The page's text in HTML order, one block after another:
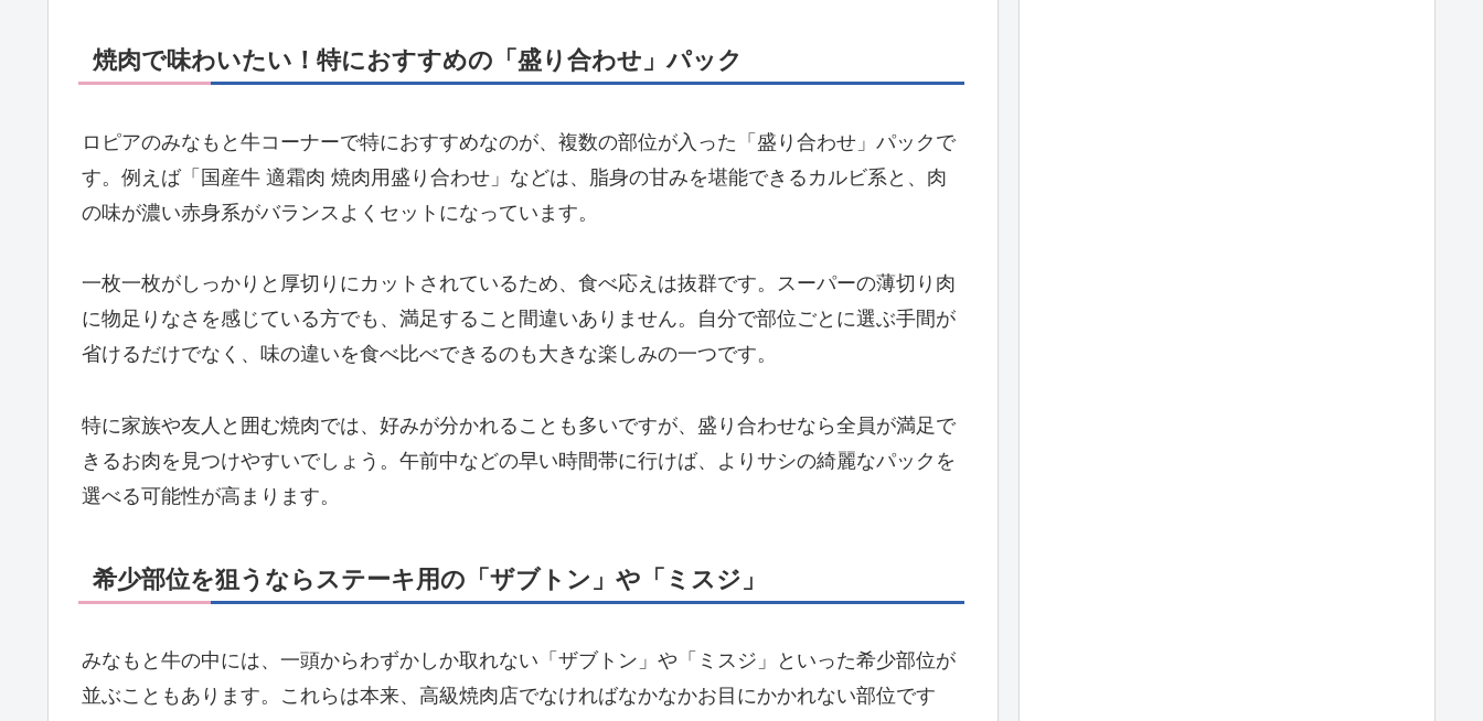
焼肉で味わいたい！特におすすめの「盛り合わせ」パック
ロピアのみなもと牛コーナーで特におすすめなのが、複数の部位が入った「盛り合わせ」パックで
す。例えば「国産牛 適霜肉 焼肉用盛り合わせ」などは、脂身の甘みを堪能できるカルビ系と、肉
の味が濃い赤身系がバランスよくセットになっています。
一枚一枚がしっかりと厚切りにカットされているため、食べ応えは抜群です。スーパーの薄切り肉
に物足りなさを感じている方でも、満足すること間違いありません。自分で部位ごとに選ぶ手間が
省けるだけでなく、味の違いを食べ比べできるのも大きな楽しみの一つです。
特に家族や友人と囲む焼肉では、好みが分かれることも多いですが、盛り合わせなら全員が満足で
きるお肉を見つけやすいでしょう。午前中などの早い時間帯に行けば、よりサシの綺麗なパックを
選べる可能性が高まります。
希少部位を狙うならステーキ用の「ザブトン」や「ミスジ」
みなもと牛の中には、一頭からわずかしか取れない「ザブトン」や「ミスジ」といった希少部位が
並ぶこともあります。これらは本来、高級焼肉店でなければなかなかお目にかかれない部位です